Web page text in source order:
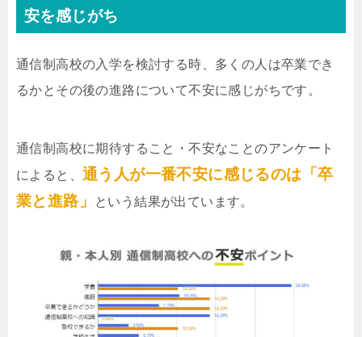
安を感じがち
通信制高校の入学を検討する時、多くの人は卒業でき
るかとその後の進路について不安に感じがちです。
通信制高校に期待すること・不安なことのアンケート
によると、 通う人が一番不安に感じるのは「卒
業と進路」
という結果が出ています。